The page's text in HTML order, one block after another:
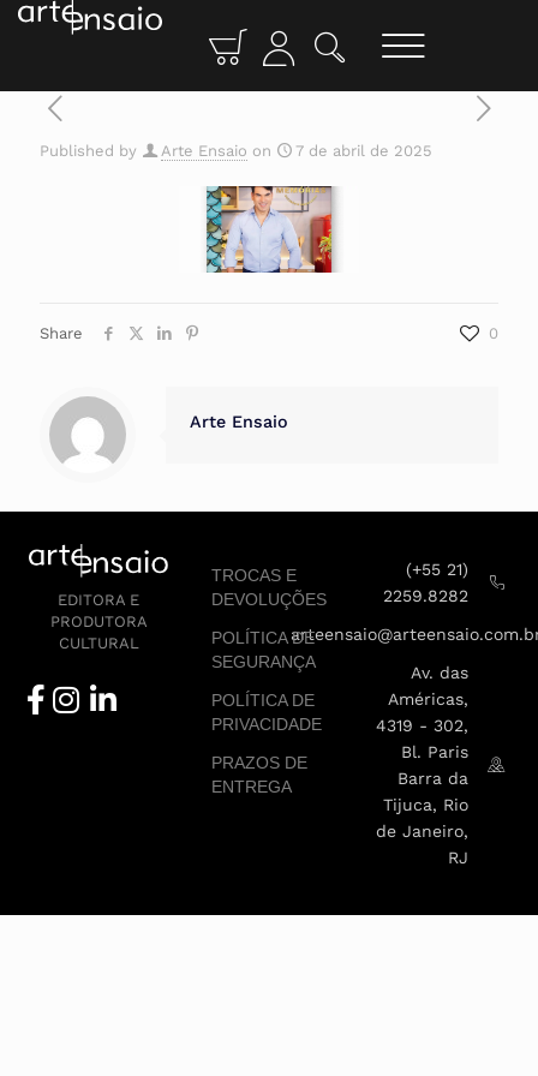
Published by Arte Ensaio on 7 de abril de 2025
Share 0
Arte Ensaio
EDITORA E
PRODUTORA
CULTURAL
TROCAS E
DEVOLUÇÕES
POLÍTICA DE
SEGURANÇA
POLÍTICA DE
PRIVACIDADE
PRAZOS DE
ENTREGA
(+55 21)
2259.8282
Av. das
Américas,
4319 - 302,
Bl. Paris
Barra da
Tijuca, Rio
de Janeiro,
RJ